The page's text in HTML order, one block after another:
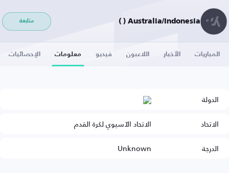
Australia/Indonesia ( ) متابعة
المباريات الأخبار اللاعبون فيديو معلومات الإحصائيات
الدولة
الاتحاد
الاتحاد الآسيوي لكرة القدم
الدرجة
Unknown